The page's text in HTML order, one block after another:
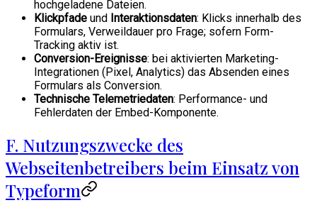
hochgeladene Dateien.
Klickpfade und Interaktionsdaten: Klicks innerhalb des
Formulars, Verweildauer pro Frage; sofern Form-
Tracking aktiv ist.
Conversion-Ereignisse: bei aktivierten Marketing-
Integrationen (Pixel, Analytics) das Absenden eines
Formulars als Conversion.
Technische Telemetriedaten: Performance- und
Fehlerdaten der Embed-Komponente.
F. Nutzungszwecke des
Webseitenbetreibers beim Einsatz von
Typeform